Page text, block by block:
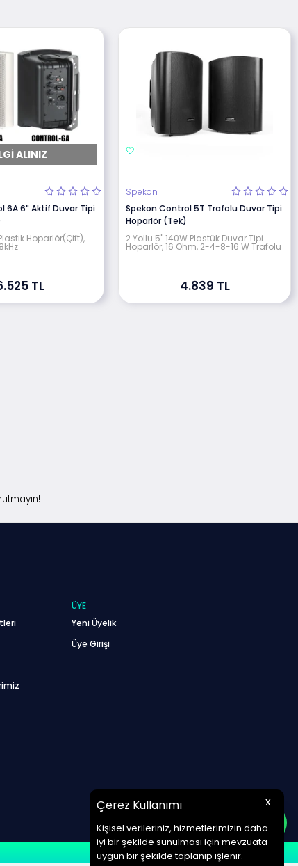
Çerez Kullanımı x
Kişisel verileriniz, hizmetlerimizin daha
iyi bir şekilde sunulması için mevzuata
uygun bir şekilde toplanıp işlenir.
ALINIZ
6A 6" Aktif Duvar Tipi
Hoparlör(Çift),
TL
Spekon
Spekon Control 5T Trafolu Duvar Tipi
Hoparlör (Tek)
2 Yollu 5" 140W Plastük Duvar Tipi
Hoparlör, 16 Ohm, 2-4-8-16 W Trafolu
4.839 TL
ÜYE
Yeni Üyelik
Üye Girişi